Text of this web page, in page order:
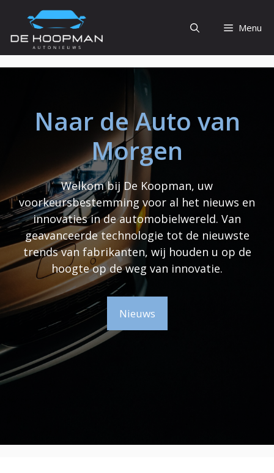
de
inhoud
Menu
Naar de Auto van
Morgen
Welkom bij De Koopman, uw
voorkeursbestemming voor al het nieuws en
innovaties in de automobielwereld. Van
geavanceerde technologie tot de nieuwste
trends van fabrikanten, wij houden u op de
hoogte op de weg van innovatie.
Nieuws